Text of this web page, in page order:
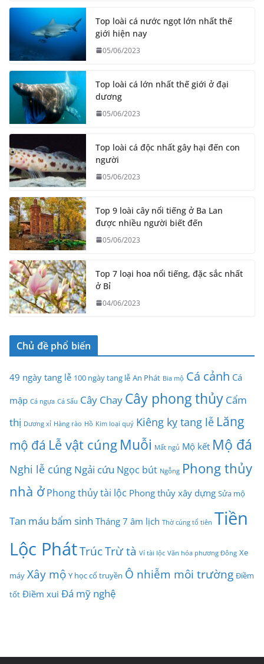
Top loài cá nước ngọt lớn nhất thế
giới hiện nay
05/06/2023
Top loài cá lớn nhất thế giới ở đại
dương
05/06/2023
Top loài cá độc nhất gây hại đến con
người
05/06/2023
Top 9 loài cây nổi tiếng ở Ba Lan
được nhiều người biết đến
05/06/2023
Top 7 loại hoa nổi tiếng, đặc sắc nhất
ở Bỉ
04/06/2023
Chủ đề phổ biến
49 ngày tang lễ 100 ngày tang lễ An Phát Bia mộ Cá cảnh Cá
mập Cá ngựa Cá Sấu Cây Chay Cây phong thủy Cẩm
thị Dương xỉ Hàng rào Hồ Kim loại quý Kiêng kỵ tang lễ Lăng
mộ đá Lễ vật cúng Muỗi Mất ngủ Mộ kết Mộ đá
Nghi lễ cúng Ngải cứu Ngọc bút Ngỗng Phong thủy
nhà ở Phong thủy tài lộc Phong thủy xây dựng Sửa mộ
Tan máu bẩm sinh Tháng 7 âm lịch Thờ cúng tổ tiên Tiền
Lộc PhátTrúcTrừ tà Ví tài lộc Văn hóa phương Đông Xe
máy Xây mộ Y học cổ truyền Ô nhiễm môi trường Điềm
tốt Điềm xui Đá mỹ nghệ